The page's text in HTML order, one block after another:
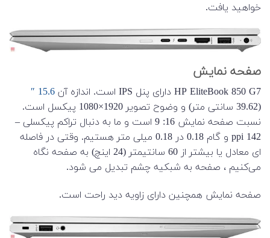
خواهید یافت.
صفحه نمایش
HP EliteBook 850 G7 دارای پنل IPS است. اندازه آن
(39.62 سانتی متر) و وضوح تصویر 1920×1080 پیکسل است.
نسبت صفحه نمایش 16: 9 است و ما به دنبال تراکم پیکسلی –
142 ppi و گام 0.18 در 0.18 میلی متر هستیم. وقتی در فاصله
ای معادل یا بیشتر از 60 سانتیمتر (24 اینچ) به صفحه نگاه
می‌کنیم ، صفحه به شبکیه چشم تبدیل می شود.
صفحه نمایش همچنین دارای زاویه دید راحت است.